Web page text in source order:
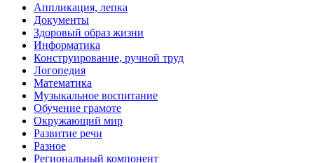
Аппликация, лепка
Документы
Здоровый образ жизни
Информатика
Конструирование, ручной труд
Логопедия
Математика
Музыкальное воспитание
Обучение грамоте
Окружающий мир
Развитие речи
Разное
Региональный компонент